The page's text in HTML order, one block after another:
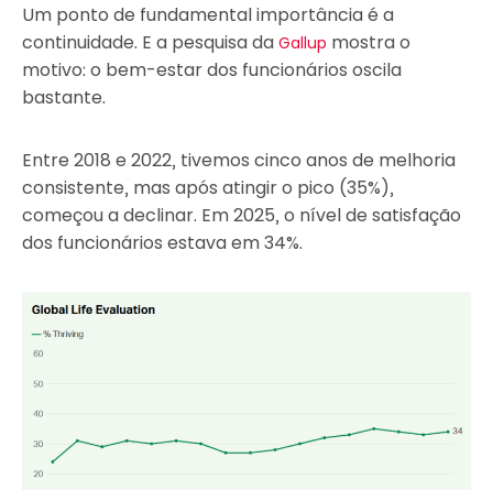
Um ponto de fundamental importância é a
continuidade. E a pesquisa da Gallup mostra o
motivo: o bem-estar dos funcionários oscila
bastante.
Entre 2018 e 2022, tivemos cinco anos de melhoria
consistente, mas após atingir o pico (35%),
começou a declinar. Em 2025, o nível de satisfação
dos funcionários estava em 34%.